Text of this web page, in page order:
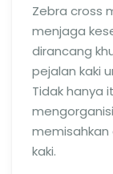
Zebra cross
menjaga
dirancang
pejalan kaki
Tidak hanya
kaki.